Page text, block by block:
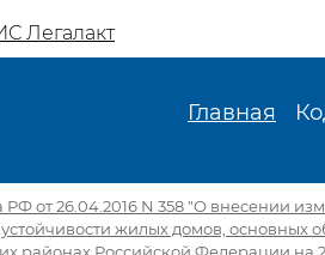
Легалакт
Главная
РФ от 26.04.2016 N 358 "О внесении
жилых домов, основных